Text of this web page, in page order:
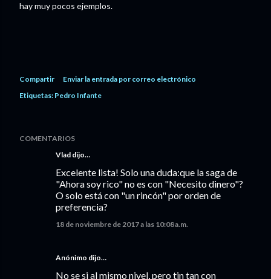
hay muy pocos ejemplos.
Compartir
Enviar la entrada por correo electrónico
Etiquetas: Pedro Infante
COMENTARIOS
Vlad dijo…
Excelente lista! Solo una duda:que la saga de
"Ahora soy rico" no es con "Necesito dinero"?
O solo está con "un rincón" por orden de
preferencia?
18 de noviembre de 2017 a las 10:08 a.m.
Anónimo dijo…
No se si al mismo nivel, pero tin tan con